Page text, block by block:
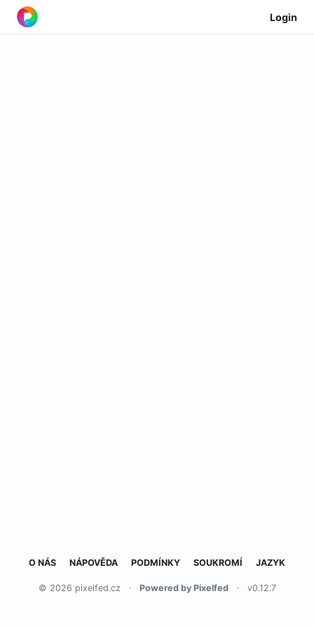
Login
O NÁS NÁPOVĚDA PODMÍNKY SOUKROMÍ JAZYK
© 2026 pixelfed.cz · Powered by Pixelfed · v0.12.7